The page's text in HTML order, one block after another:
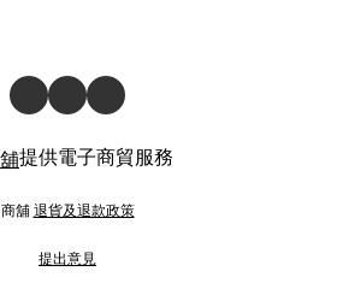
提供電子商貿服務
商舖 退貨及退款政策
提出意見